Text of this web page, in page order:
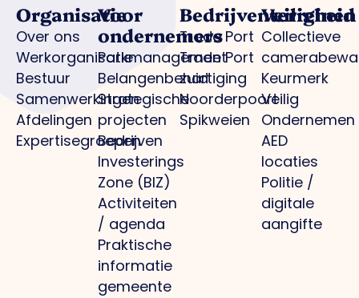
Organisatie
Over ons
Werkorganisatie
Bestuur
Samenwerkingen
Afdelingen
Expertisegroepen
Voor
ondernemers
Parkmanagement
Belangenbehartiging
Strategische
projecten
Bedrijven
Investerings
Zone (BIZ)
Activiteiten
/ agenda
Praktische
informatie
gemeente
Bedrijventerreinen
Trade Port
Trade Port
zuid
Noorderpoort
Spikweien
Veiligheid
Collectieve
Keurmerk
Veilig
Ondernemen
AED
locaties
Politie /
digitale
aangifte